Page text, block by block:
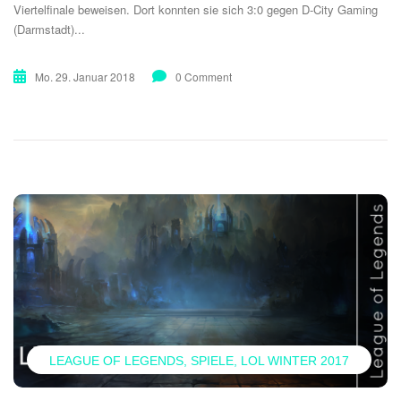
Viertelfinale beweisen. Dort konnten sie sich 3:0 gegen D-City Gaming
(Darmstadt)...
Mo. 29. Januar 2018 0 Comment
LEAGUE OF LEGENDS SPIELE LOL WINTER 2017